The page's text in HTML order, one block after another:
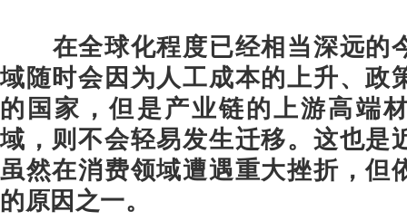
在全球化程度已经相当深远的
域随时会因为人工成本的上升、政
的国家，但是产业链的上游高端
域，则不会轻易发生迁移。这也是
虽然在消费领域遭遇重大挫折，但
的原因之一。